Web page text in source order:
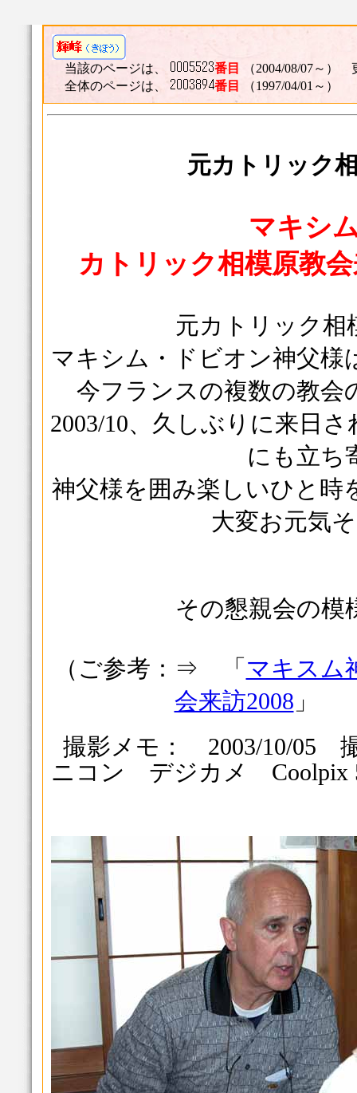
当該のページは、 番目
（2004/08/07～）
全体のページは、
番目 （1997/04/01～）
元カトリック
マキシ
カトリック相模原教会
元カトリック相
マキシム・ドビオン神父
今フランスの複数の教会
2003/10、久しぶりに来日
にも立ち
神父様を囲み楽しいひと時
大変お元気
その懇親会の模
（ご参考：⇒ 「 マキスム
会来訪2008 」
撮影メモ： 2003/10/05
ニコン デジカメ